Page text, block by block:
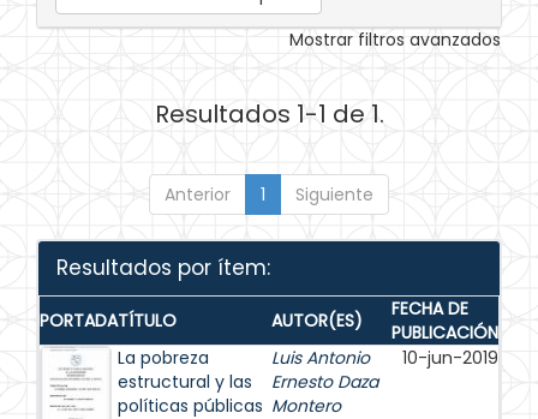
Mostrar filtros avanzados
Resultados 1-1 de 1.
Anterior 1 Siguiente
Resultados por ítem:
PORTADATÍTULO AUTOR(ES)
FECHA DE
PUBLICACIÓN
La pobreza
estructural y las
políticas públicas
Luis Antonio
Ernesto Daza
Montero
10-jun-2019